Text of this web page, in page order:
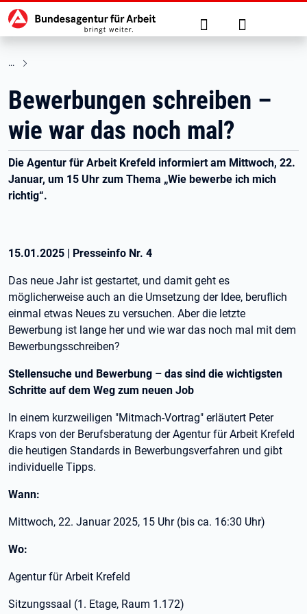
zu den Hauptinhalten springen
Hauptnavigation Suche Anmelden
Bewerbungen schreiben –
wie war das noch mal?
Die Agentur für Arbeit Krefeld informiert am Mittwoch, 22.
Januar, um 15 Uhr zum Thema „Wie bewerbe ich mich
richtig“.
15.01.2025 | Presseinfo Nr. 4
Das neue Jahr ist gestartet, und damit geht es
möglicherweise auch an die Umsetzung der Idee, beruflich
einmal etwas Neues zu versuchen. Aber die letzte
Bewerbung ist lange her und wie war das noch mal mit dem
Bewerbungsschreiben?
Stellensuche und Bewerbung – das sind die wichtigsten
Schritte auf dem Weg zum neuen Job
In einem kurzweiligen "Mitmach-Vortrag" erläutert Peter
Kraps von der Berufsberatung der Agentur für Arbeit Krefeld
die heutigen Standards in Bewerbungsverfahren und gibt
individuelle Tipps.
Wann:
Mittwoch, 22. Januar 2025, 15 Uhr (bis ca. 16:30 Uhr)
Wo:
Agentur für Arbeit Krefeld
Sitzungssaal (1. Etage, Raum 1.172)